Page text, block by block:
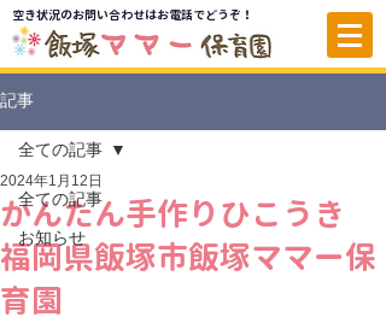
空き状況のお問い合わせはお電話でどうぞ！
記事
全ての記事
お知らせ
全ての記事
かんたん手作りひこうき
福岡県飯塚市飯塚ママー保
育園
2024年1月12日